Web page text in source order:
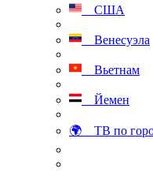
США
Венесуэла
Вьетнам
Йемен
🌍 ТВ по